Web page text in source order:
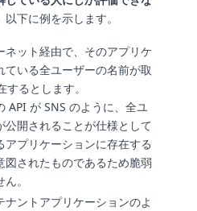
以下に例を示します。
ネット経由で、そのアプリケ
ている全ユーザーの名前が取
るとします。
API が SNS のように、全ユ
公開されることが仕様として
アプリケーションに存在する
図されたものであるため脆弱
。
ナントアプリケーションのよ